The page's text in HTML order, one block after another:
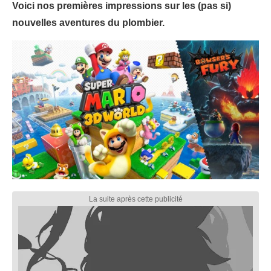
Voici nos premières impressions sur les (pas si)
nouvelles aventures du plombier.